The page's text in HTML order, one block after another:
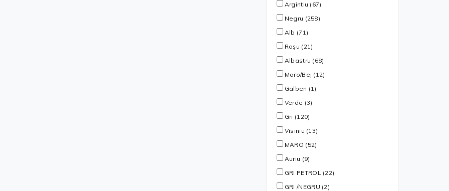
Argintiu (67)
Negru (258)
Alb (71)
Roșu (21)
Albastru (68)
Maro/Bej (12)
Galben (1)
Verde (3)
Gri (120)
Visiniu (13)
MARO (52)
Auriu (9)
GRI PETROL (22)
GRI /NEGRU (2)